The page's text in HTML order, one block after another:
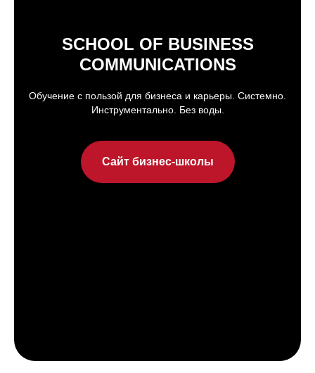
SCHOOL OF BUSINESS
COMMUNICATIONS
Обучение с пользой для бизнеса и карьеры. Системно.
Инструментально. Без воды.
Сайт бизнес-школы